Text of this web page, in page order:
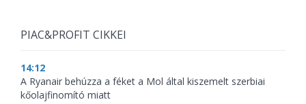
PIAC&PROFIT CIKKEI
14:12
A Ryanair behúzza a féket a Mol által kiszemelt szerbiai
kőolajfinomító miatt